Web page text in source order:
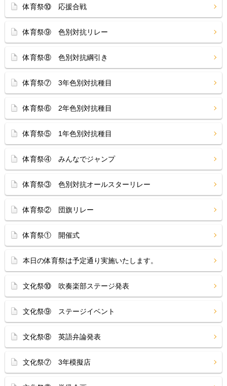
体育祭⑩ 応援合戦
体育祭⑨ 色別対抗リレー
体育祭⑧ 色別対抗綱引き
体育祭⑦ 3年色別対抗種目
体育祭⑥ 2年色別対抗種目
体育祭⑤ 1年色別対抗種目
体育祭④ みんなでジャンプ
体育祭③ 色別対抗オールスターリレー
体育祭② 団旗リレー
体育祭① 開催式
本日の体育祭は予定通り実施いたします。
文化祭⑩ 吹奏楽部ステージ発表
文化祭⑨ ステージイベント
文化祭⑧ 英語弁論発表
文化祭⑦ 3年模擬店